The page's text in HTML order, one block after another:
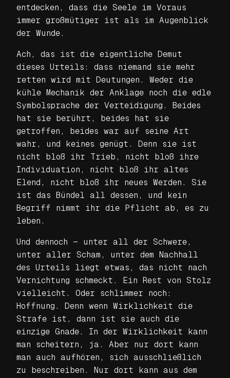
entdecken, dass die Seele im Voraus
immer großmütiger ist als im Augenblick
der Wunde.
Ach, das ist die eigentliche Demut
dieses Urteils: dass niemand sie mehr
retten wird mit Deutungen. Weder die
kühle Mechanik der Anklage noch die edle
Symbolsprache der Verteidigung. Beides
hat sie berührt, beides hat sie
getroffen, beides war auf seine Art
wahr, und keines genügt. Denn sie ist
nicht bloß ihr Trieb, nicht bloß ihre
Individuation, nicht bloß ihr altes
Elend, nicht bloß ihr neues Werden. Sie
ist das Bündel all dessen, und kein
Begriff nimmt ihr die Pflicht ab, es zu
leben.
Und dennoch — unter all der Schwere,
unter aller Scham, unter dem Nachhall
des Urteils liegt etwas, das nicht nach
Vernichtung schmeckt. Ein Rest von Stolz
vielleicht. Oder schlimmer noch:
Hoffnung. Denn wenn Wirklichkeit die
Strafe ist, dann ist sie auch die
einzige Gnade. In der Wirklichkeit kann
man scheitern, ja. Aber nur dort kann
man auch aufhören, sich ausschließlich
zu beschreiben. Nur dort kann aus dem